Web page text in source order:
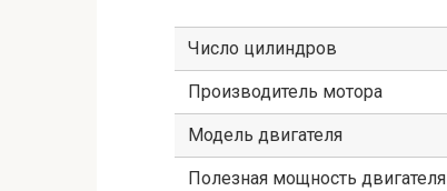
Число цилиндров
Производитель мотора
Модель двигателя
Полезная мощность двигателя